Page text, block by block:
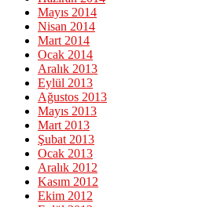
Mayıs 2014
Nisan 2014
Mart 2014
Ocak 2014
Aralık 2013
Eylül 2013
Ağustos 2013
Mayıs 2013
Mart 2013
Şubat 2013
Ocak 2013
Aralık 2012
Kasım 2012
Ekim 2012